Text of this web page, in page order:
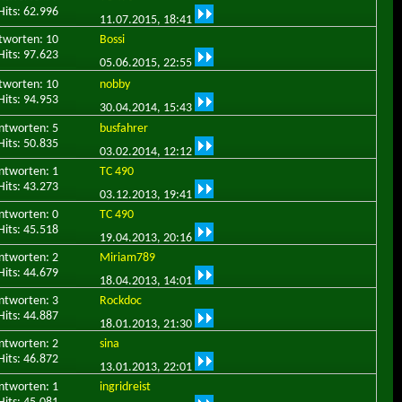
62.996
11.07.2015, 18:41
10
97.623
Bossi
05.06.2015, 22:55
10
94.953
nobby
30.04.2014, 15:43
5
50.835
busfahrer
03.02.2014, 12:12
1
43.273
TC 490
03.12.2013, 19:41
0
45.518
TC 490
19.04.2013, 20:16
2
44.679
Miriam789
18.04.2013, 14:01
3
44.887
Rockdoc
18.01.2013, 21:30
2
46.872
sina
13.01.2013, 22:01
1
ingridreist